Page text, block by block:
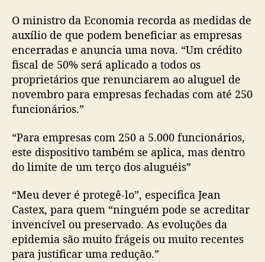
O ministro da Economia recorda as medidas de
auxílio de que podem beneficiar as empresas
encerradas e anuncia uma nova. “Um crédito
fiscal de 50% será aplicado a todos os
proprietários que renunciarem ao aluguel de
novembro para empresas fechadas com até 250
funcionários.”
“Para empresas com 250 a 5.000 funcionários,
este dispositivo também se aplica, mas dentro
do limite de um terço dos aluguéis”
“Meu dever é protegê-lo”, especifica Jean
Castex, para quem “ninguém pode se acreditar
invencível ou preservado. As evoluções da
epidemia são muito frágeis ou muito recentes
para justificar uma redução.”